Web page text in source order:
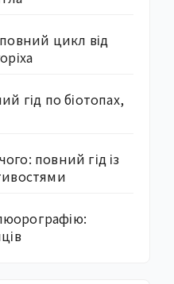
цикл від
гід по біотопах,
повний гід із